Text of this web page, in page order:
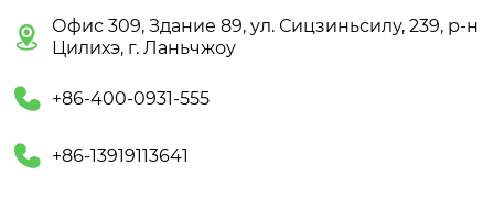

Офис 309, Здание 89, ул. Сицзиньсилу, 239, р-н
Цилихэ, г. Ланьчжоу
 +86-400-0931-555
 +86-13919113641